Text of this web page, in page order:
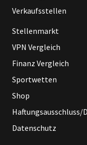
Verkaufsstellen
Stellenmarkt
VPN Vergleich
Finanz Vergleich
Sportwetten
Shop
Haftungsausschluss/
Datenschutz